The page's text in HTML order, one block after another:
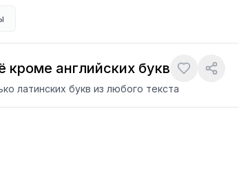
кроме английских букв
латинских букв из любого текста